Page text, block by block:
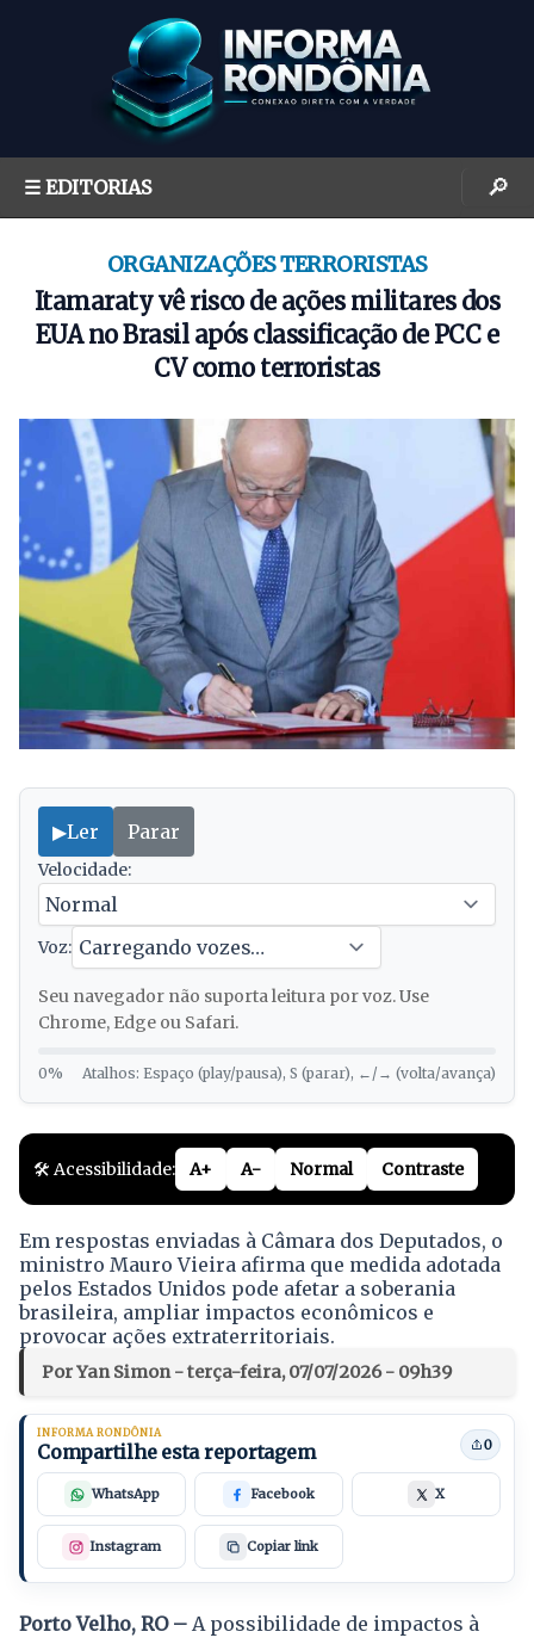
☰ EDITORIAS 🔎
ORGANIZAÇÕES TERRORISTAS
Itamaraty vê risco de ações militares dos
EUA no Brasil após classificação de PCC e
CV como terroristas
▶Ler Parar
Velocidade:
Voz:
Seu navegador não suporta leitura por voz. Use
Chrome, Edge ou Safari.
0% Atalhos: Espaço (play/pausa), S (parar), ←/→ (volta/avança)
🛠️ Acessibilidade: A+ A- Normal Contraste
Em respostas enviadas à Câmara dos Deputados, o
ministro Mauro Vieira afirma que medida adotada
pelos Estados Unidos pode afetar a soberania
brasileira, ampliar impactos econômicos e
provocar ações extraterritoriais.
Por Yan Simon - terça-feira, 07/07/2026 - 09h39
INFORMA RONDÔNIA
Compartilhe esta reportagem 0
WhatsApp Facebook X
Instagram Copiar link
Porto Velho, RO – A possibilidade de impactos à